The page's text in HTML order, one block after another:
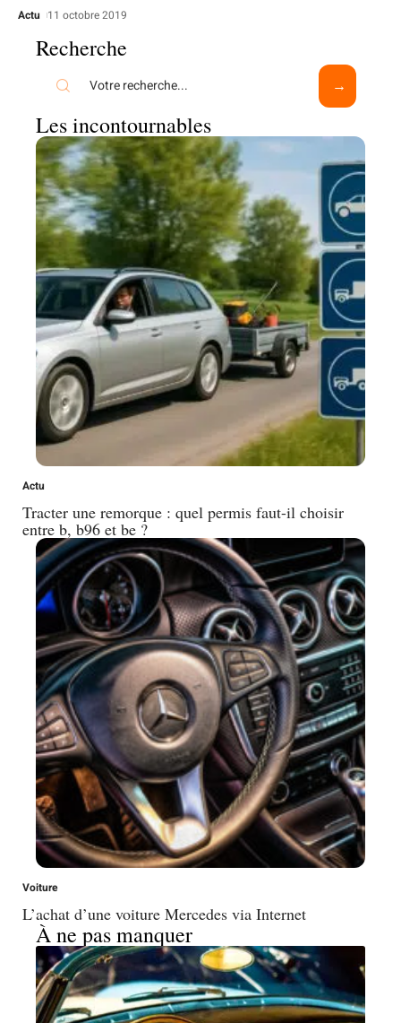
Actu 11 octobre 2019
Recherche
Les incontournables
Actu
Tracter une remorque : quel permis faut-il choisir
entre b, b96 et be ?
Voiture
L’achat d’une voiture Mercedes via Internet
À ne pas manquer